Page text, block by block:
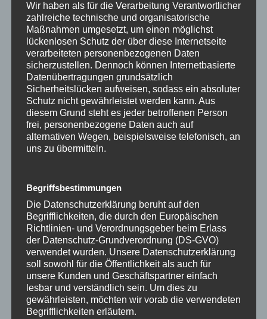
zu gestalten und das zu tun, was uns wirklich glücklich
macht.
Nutze die Chance auf ein Synergy-Gespräch
Nutze auch das kostenloseSynergyGespräch,
gemeinsam schauen wir, wonach es dich ruft. Die
richtigen Fragen lenken unseren Fokus auf das, was wir
wirklich wollen, und wenn du das für dich klar hast,
dann ist alles möglich. Schreibe in die Kommentare
#InnererRuf #Selbstfindung #BeruflicheErfüllung
#Achtsamkeit #Lebensfreude#SynergyGespräch
#FreiheitErleben#PersönlichesWachstum #Inspiration
#Aufgabeimleben#sinnimleben #Sinn
Suchen
Wir haben als für die Verarbeitung Verantwortlicher
zahlreiche technische und organisatorische
Maßnahmen umgesetzt, um einen möglichst
lückenlosen Schutz der über diese Internetseite
verarbeiteten personenbezogenen Daten
sicherzustellen. Dennoch können Internetbasierte
Datenübertragungen grundsätzlich
Sicherheitslücken aufweisen, sodass ein absoluter
Schutz nicht gewährleistet werden kann. Aus
diesem Grund steht es jeder betroffenen Person
frei, personenbezogene Daten auch auf
alternativen Wegen, beispielsweise telefonisch, an
uns zu übermitteln.
Begriffsbestimmungen
Die Datenschutzerklärung beruht auf den
Begrifflichkeiten, die durch den Europäischen
Richtlinien- und Verordnungsgeber beim Erlass
der Datenschutz-Grundverordnung (DS-GVO)
verwendet wurden. Unsere Datenschutzerklärung
soll sowohl für die Öffentlichkeit als auch für
unsere Kunden und Geschäftspartner einfach
lesbar und verständlich sein. Um dies zu
gewährleisten, möchten wir vorab die verwendeten
Begrifflichkeiten erläutern.